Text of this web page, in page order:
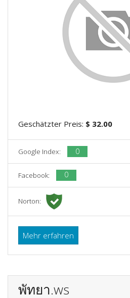
Geschätzter Preis: $ 32.00
Google Index: 0
Facebook: 0
Norton:
Mehr erfahren
พัทยา.ws